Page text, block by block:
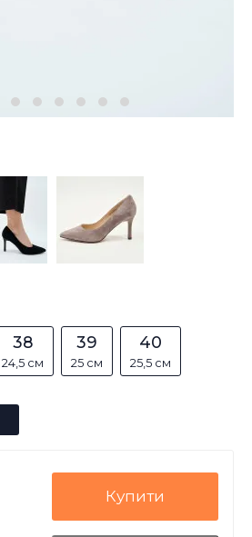
38
24,5 см
39
25 см
40
25,5 см
Купити